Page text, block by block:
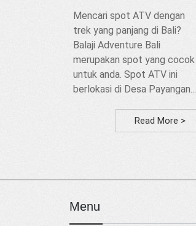
Mencari spot ATV dengan
trek yang panjang di Bali?
Balaji Adventure Bali
merupakan spot yang cocok
untuk anda. Spot ATV ini
berlokasi di Desa Payangan...
Read More >
Menu